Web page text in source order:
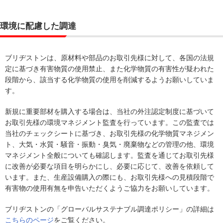
環境に配慮した調達
ブリヂストンは、原材料や部品のお取引先様に対して、各国の法規
定に基づき有害物質の使用禁止、また化学物質の有害性が疑われた
段階から、該当する化学物質の使用を削減するようお願いしていま
す。
新規に重要部材を購入する場合は、当社の外注認定制度に基づいて
お取引先様の環境マネジメント監査を行っています。この監査では
当社のチェックシートに基づき、お取引先様の化学物質マネジメン
ト、大気・水質・騒音・振動・臭気・廃棄物などの管理の他、環境
マネジメント全般についても確認します。監査を通じてお取引先様
に改善が必要な項目を明らかにし、必要に応じて、改善を依頼して
います。また、生産設備購入の際にも、お取引先様への見積段階で
有害物の使用有無を申告いただくようご協力をお願いしています。
ブリヂストンの「グローバルサステナブル調達ポリシー」の詳細は
こちらのページをご覧ください。